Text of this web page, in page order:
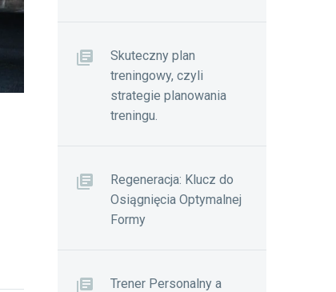
Skuteczny plan
treningowy, czyli
strategie planowania
treningu.
Regeneracja: Klucz do
Osiągnięcia Optymalnej
Formy
Trener Personalny a